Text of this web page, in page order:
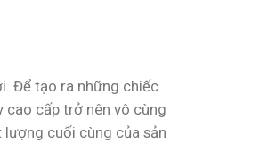
Để tạo ra những chiếc
cấp trở nên vô cùng
cuối cùng của sản